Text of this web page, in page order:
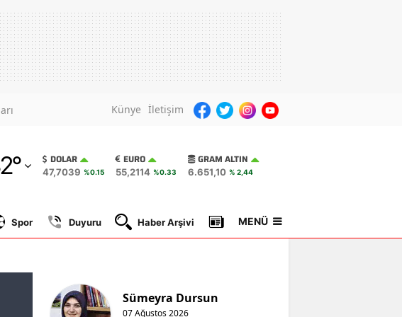
Künye İletişim
° DOLAR
47,7039 %0.15
EURO
55,2114 %0.33
GRAM ALTIN
6.651,10 % 2,44
Spor Duyuru Haber Arşivi Gazete Manşetleri
MENÜ
Sümeyra Dursun
07 Ağustos 2026